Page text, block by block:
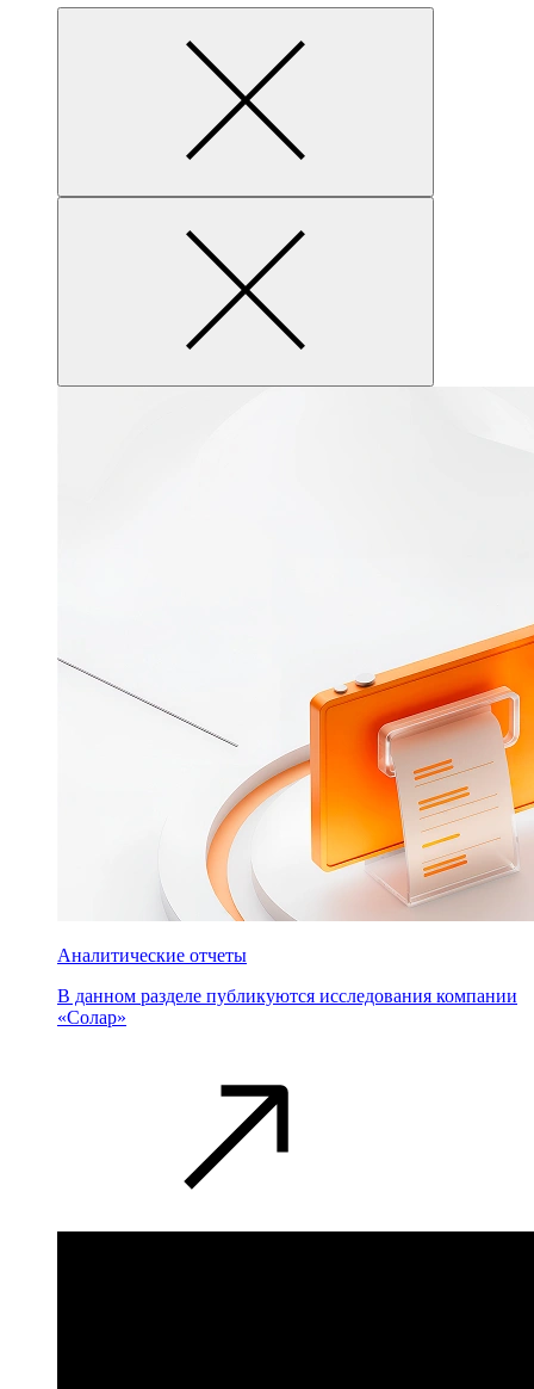
Аналитические отчеты
В данном разделе публикуются исследования компании
«Солар»